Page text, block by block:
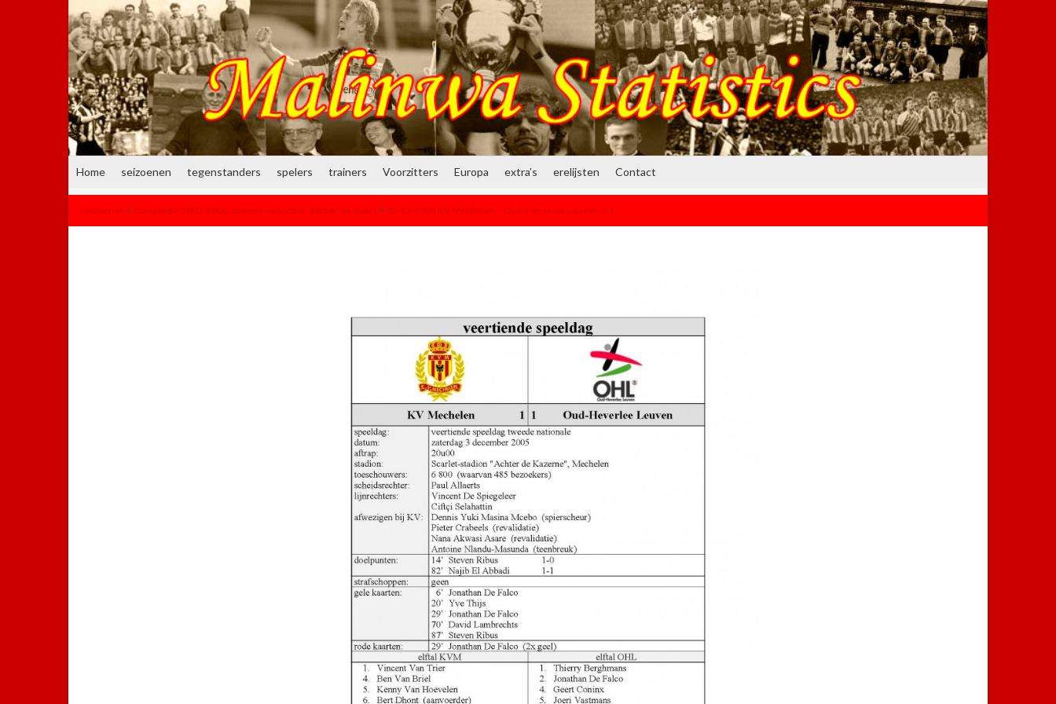
Home seizoenen tegenstanders spelers trainers Voorzitters Europa extra’s erelijsten Contact
seizoenen > competitie 2005-2006: tweede nationale, dertiende plaats > 03-12-2005 KV Mechelen – Oud-Heverlee Leuven 1-1